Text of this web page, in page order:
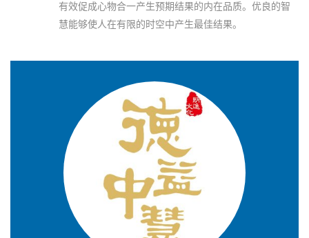
有效促成心物合一产生预期结果的内在品质。优良的智
慧能够使人在有限的时空中产生最佳结果。